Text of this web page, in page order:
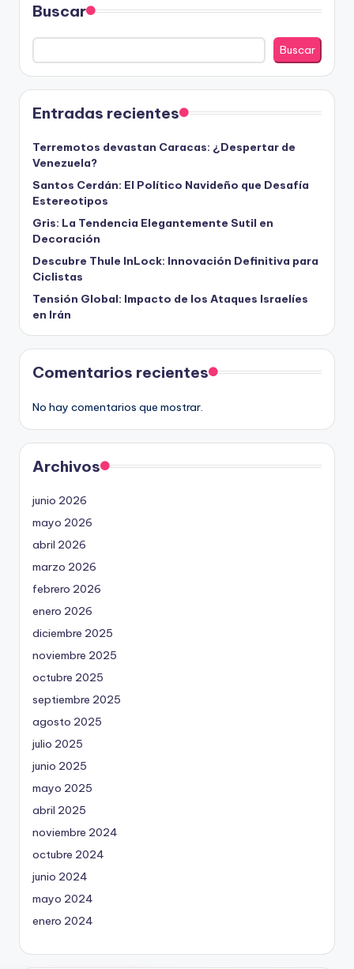
Buscar
Buscar
Entradas recientes
Terremotos devastan Caracas: ¿Despertar de
Venezuela?
Santos Cerdán: El Político Navideño que Desafía
Estereotipos
Gris: La Tendencia Elegantemente Sutil en
Decoración
Descubre Thule InLock: Innovación Definitiva para
Ciclistas
Tensión Global: Impacto de los Ataques Israelíes
en Irán
Comentarios recientes
No hay comentarios que mostrar.
Archivos
junio 2026
mayo 2026
abril 2026
marzo 2026
febrero 2026
enero 2026
diciembre 2025
noviembre 2025
octubre 2025
septiembre 2025
agosto 2025
julio 2025
junio 2025
mayo 2025
abril 2025
noviembre 2024
octubre 2024
junio 2024
mayo 2024
enero 2024